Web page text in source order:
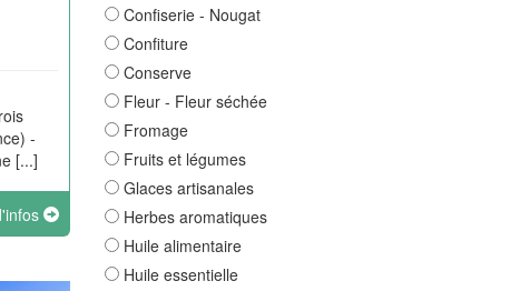
-
[...]
Confiserie - Nougat
Confiture
Conserve
Fleur - Fleur séchée
Fromage
Fruits et légumes
Glaces artisanales
Herbes aromatiques
Huile alimentaire
Huile essentielle